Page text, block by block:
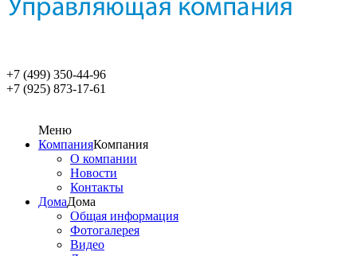
+7 (499) 350-44-96
+7 (925) 873-17-61
Меню
КомпанияКомпания
О компании
Новости
Контакты
ДомаДома
Общая информация
Фотогалерея
Видео